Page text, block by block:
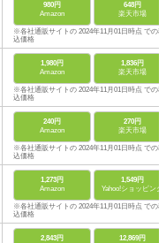
980円
Amazon
648円
楽天市場
※各社通販サイトの 2024年11月01日時点 での税
込価格
1,980円
Amazon
1,836円
楽天市場
※各社通販サイトの 2024年11月01日時点 での税
込価格
240円
Amazon
270円
楽天市場
※各社通販サイトの 2024年11月01日時点 での税
込価格
1,273円
Amazon
1,549円
Yahoo!ショッピング
※各社通販サイトの 2024年11月01日時点 での税
込価格
2,843円
12,869円